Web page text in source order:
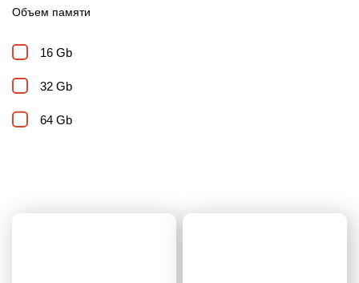
Объем памяти
16 Gb
32 Gb
64 Gb